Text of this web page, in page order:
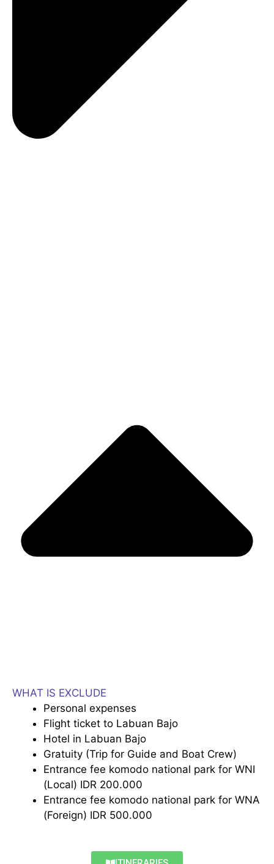
WHAT IS EXCLUDE
Personal expenses
Flight ticket to Labuan Bajo
Hotel in Labuan Bajo
Gratuity (Trip for Guide and Boat Crew)
Entrance fee komodo national park for WNI
(Local) IDR 200.000
Entrance fee komodo national park for WNA
(Foreign) IDR 500.000